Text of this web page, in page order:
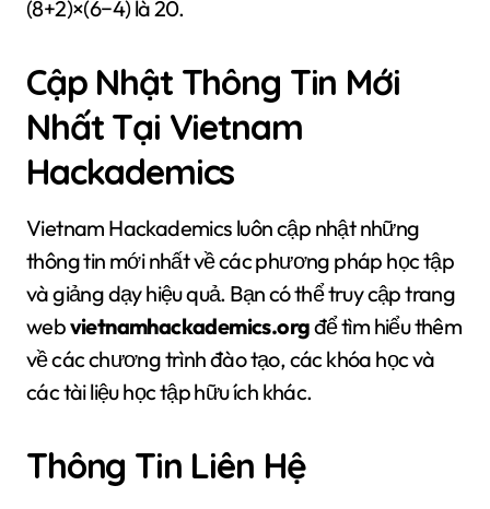
(8+2)×(6−4) là 20.
Cập Nhật Thông Tin Mới
Nhất Tại Vietnam
Hackademics
Vietnam Hackademics luôn cập nhật những
thông tin mới nhất về các phương pháp học tập
và giảng dạy hiệu quả. Bạn có thể truy cập trang
webvietnamhackademics.orgđể tìm hiểu thêm
về các chương trình đào tạo, các khóa học và
các tài liệu học tập hữu ích khác.
Thông Tin Liên Hệ